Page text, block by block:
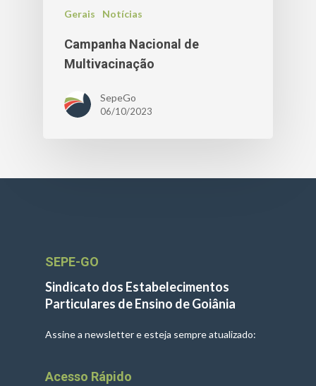
Gerais Notícias
Campanha Nacional de
Multivacinação
SepeGo
06/10/2023
SEPE-GO
Sindicato dos Estabelecimentos
Particulares de Ensino de Goiânia
Assine a newsletter e esteja sempre atualizado:
Acesso Rápido